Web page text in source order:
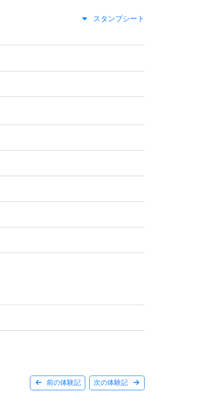
スタンプシート
前の体験記 次の体験記